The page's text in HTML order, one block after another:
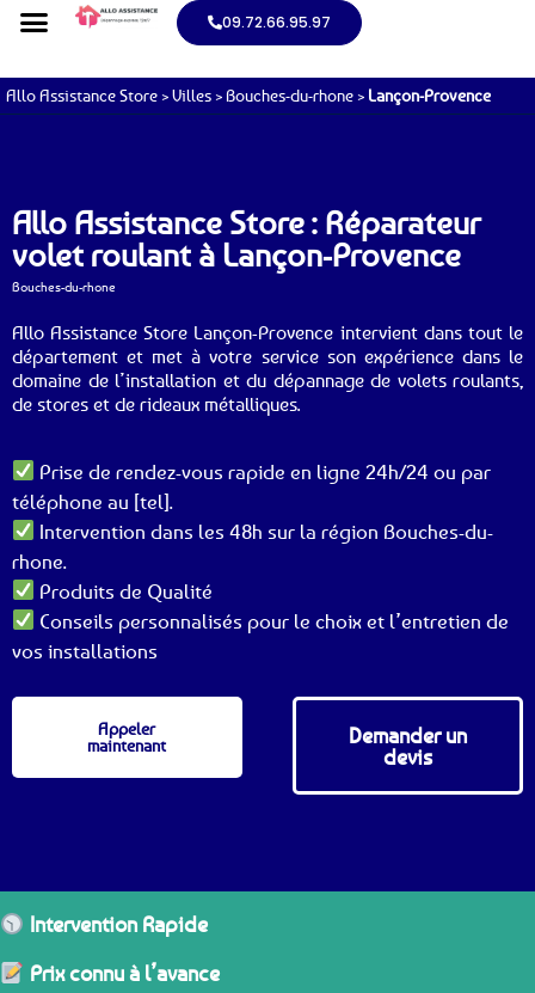
09.72.66.95.97
Allo Assistance Store >Villes >Bouches-du-rhone > Lançon-Provence
Allo Assistance Store : Réparateur
volet roulant à Lançon-Provence
Bouches-du-rhone
Allo Assistance Store Lançon-Provence intervient dans tout le
département et met à votre service son expérience dans le
domaine de l’installation et du dépannage de volets roulants,
de stores et de rideaux métalliques.
Prise de rendez-vous rapide en ligne 24h/24 ou par
téléphone au [tel].
Intervention dans les 48h sur la région Bouches-du-
rhone.
Produits de Qualité
Conseils personnalisés pour le choix et l’entretien de
vos installations
Appeler
maintenant
Demander un
devis
Intervention Rapide
Prix connu à l’avance